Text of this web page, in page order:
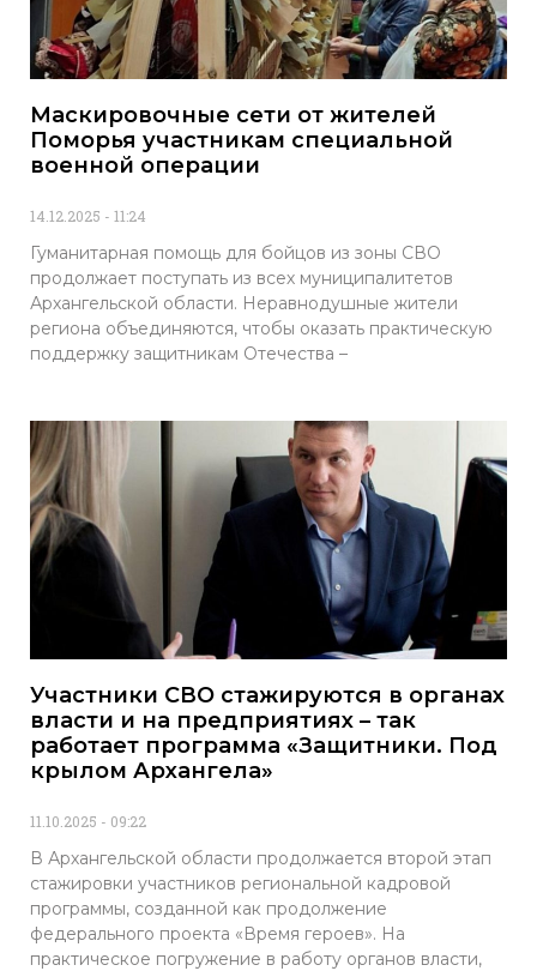
Маскировочные сети от жителей
Поморья участникам специальной
военной операции
14.12.2025 11:24
Гуманитарная помощь для бойцов из зоны СВО
продолжает поступать из всех муниципалитетов
Архангельской области. Неравнодушные жители
региона объединяются, чтобы оказать практическую
поддержку защитникам Отечества –
Участники СВО стажируются в органах
власти и на предприятиях – так
работает программа «Защитники. Под
крылом Архангела»
11.10.2025 09:22
В Архангельской области продолжается второй этап
стажировки участников региональной кадровой
программы, созданной как продолжение
федерального проекта «Время героев». На
практическое погружение в работу органов власти,